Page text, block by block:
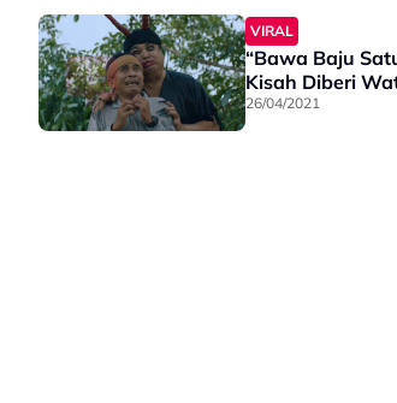
VIRAL
“Bawa Baju
Kisah Diberi
26/04/2021